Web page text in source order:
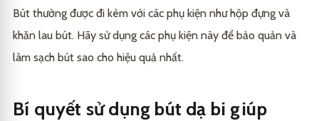
Bút thường được đi kèm với các phụ kiện như hộp đựng và
khăn lau bút. Hãy sử dụng các phụ kiện này để bảo quản và
làm sạch bút sao cho hiệu quả nhất.
Bí quyết sử dụng bút dạ bi giúp